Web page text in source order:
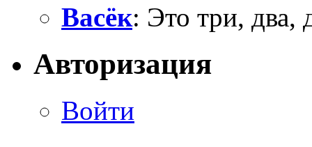
Васёк: Это три, два,
Авторизация
Войти